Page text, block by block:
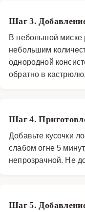
Шаг 3.
В небольшой миске
небольшим
однородной
обратно в
Шаг 4.
Добавьте кусочки
слабом огне 5
непрозрачной. Не
Шаг 5.